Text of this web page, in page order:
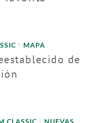
• MAPA
de
CLASSIC • NUEVAS